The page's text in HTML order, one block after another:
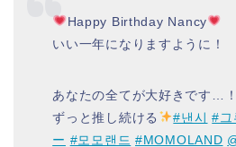
Happy Birthday Nancy
いい一年になりますように！
あなたの全てが大好きです…！
ずっと推し続ける
#낸시 #그
ー #모모랜드 #MOMOLAND